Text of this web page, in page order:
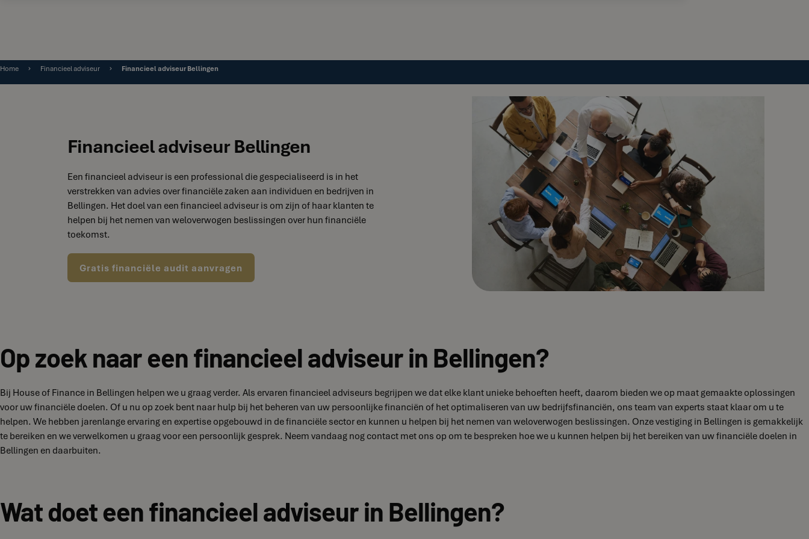
Home Financieel adviseur Financieel adviseur Bellingen
Financieel adviseur Bellingen
Een financieel adviseur is een professional die gespecialiseerd is in het
verstrekken van advies over financiële zaken aan individuen en bedrijven in
Bellingen. Het doel van een financieel adviseur is om zijn of haar klanten te
helpen bij het nemen van weloverwogen beslissingen over hun financiële
toekomst.
Gratis financiële audit aanvragen
Op zoek naar een financieel adviseur in Bellingen?
Bij House of Finance in Bellingen helpen we u graag verder. Als ervaren financieel adviseurs begrijpen we dat elke klant unieke behoeften heeft, daarom bieden we op maat gemaakte oplossingen
voor uw financiële doelen. Of u nu op zoek bent naar hulp bij het beheren van uw persoonlijke financiën of het optimaliseren van uw bedrijfsfinanciën, ons team van experts staat klaar om u te
helpen. We hebben jarenlange ervaring en expertise opgebouwd in de financiële sector en kunnen u helpen bij het nemen van weloverwogen beslissingen. Onze vestiging in Bellingen is gemakkelijk
te bereiken en we verwelkomen u graag voor een persoonlijk gesprek. Neem vandaag nog contact met ons op om te bespreken hoe we u kunnen helpen bij het bereiken van uw financiële doelen in
Bellingen en daarbuiten.
Wat doet een financieel adviseur in Bellingen?